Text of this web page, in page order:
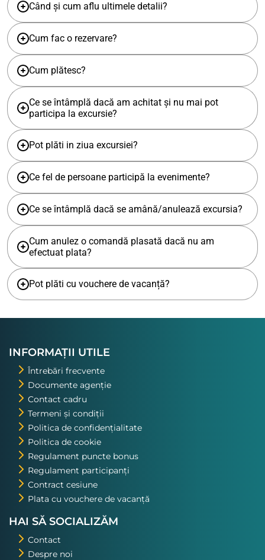
Când și cum aflu ultimele detalii?
Cum fac o rezervare?
Cum plătesc?
Ce se întâmplă dacă am achitat și nu mai pot
participa la excursie?
Pot plăti in ziua excursiei?
Ce fel de persoane participă la evenimente?
Ce se întâmplă dacă se amână/anulează excursia?
Cum anulez o comandă plasată dacă nu am
efectuat plata?
Pot plăti cu vouchere de vacanță?
INFORMAȚII UTILE
Întrebări frecvente
Documente agenție
Contact cadru
Termeni și condiții
Politica de confidențialitate
Politica de cookie
Regulament puncte bonus
Regulament participanți
Contract cesiune
Plata cu vouchere de vacanță
HAI SĂ SOCIALIZĂM
Contact
Despre noi